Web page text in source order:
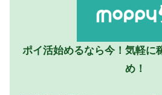
ポイ活始めるなら今！気軽に
め！